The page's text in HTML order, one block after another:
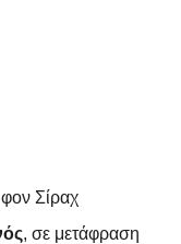
Σίραχ
, σε μετάφραση